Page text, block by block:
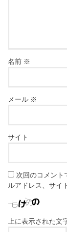
名前 ※
メール ※
サイト
次回のコメント
ルアドレス、サイ
上に表示された文